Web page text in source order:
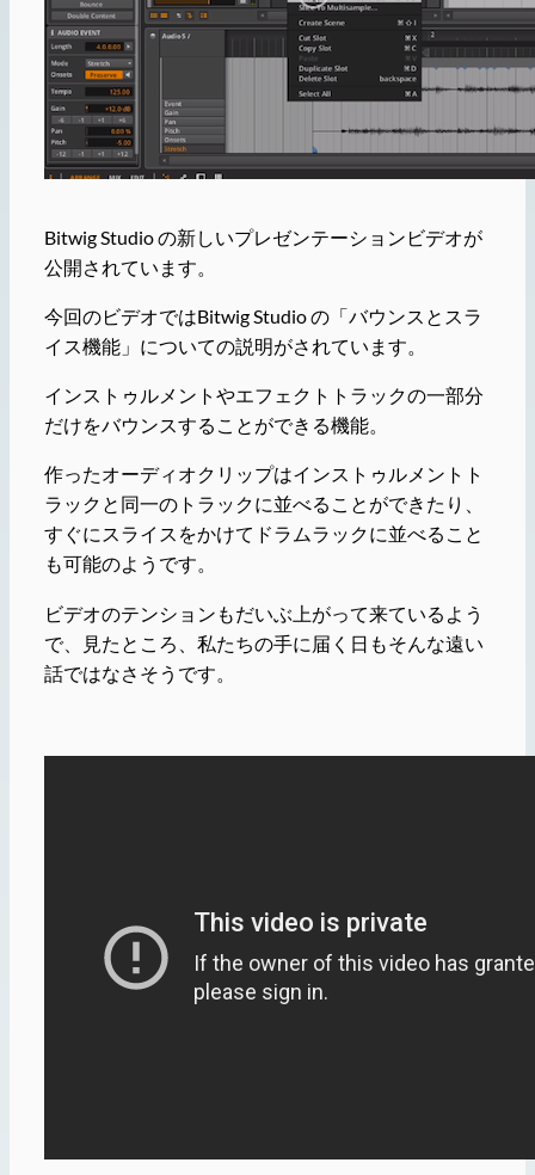
Bitwig Studio の新しいプレゼンテーションビデオが
公開されています。
今回のビデオではBitwig Studio の「バウンスとスラ
イス機能」についての説明がされています。
インストゥルメントやエフェクトトラックの一部分
だけをバウンスすることができる機能。
作ったオーディオクリップはインストゥルメントト
ラックと同一のトラックに並べることができたり、
すぐにスライスをかけてドラムラックに並べること
も可能のようです。
ビデオのテンションもだいぶ上がって来ているよう
で、見たところ、私たちの手に届く日もそんな遠い
話ではなさそうです。